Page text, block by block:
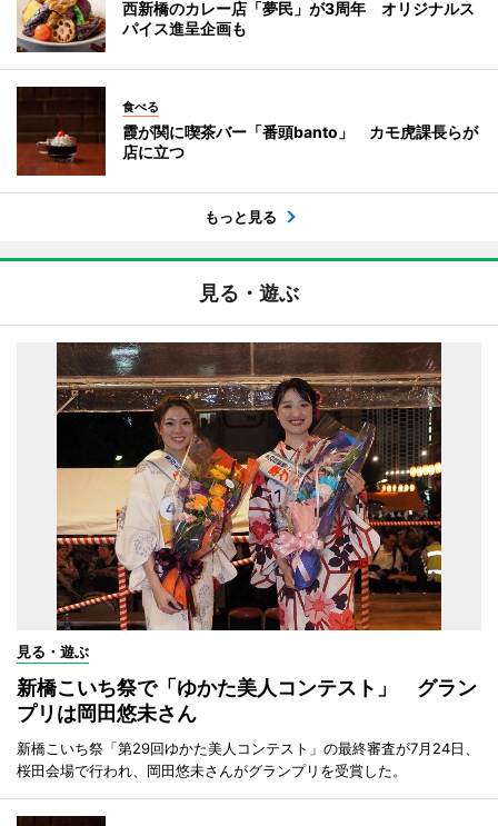
西新橋のカレー店「夢民」が3周年 オリジナルス
パイス進呈企画も
食べる
霞が関に喫茶バー「番頭banto」 カモ虎課長らが
店に立つ
もっと見る
見る・遊ぶ
見る・遊ぶ
新橋こいち祭で「ゆかた美人コンテスト」 グラン
プリは岡田悠未さん
新橋こいち祭「第29回ゆかた美人コンテスト」の最終審査が7月24日、
桜田会場で行われ、岡田悠未さんがグランプリを受賞した。